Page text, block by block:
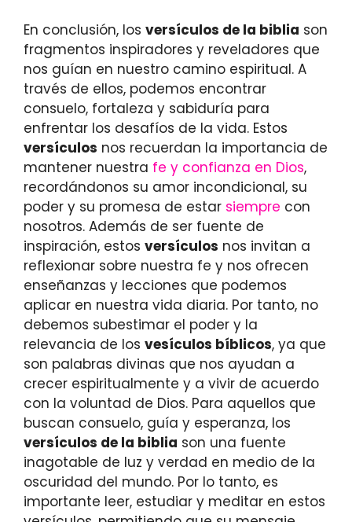
En conclusión, los versículos de la biblia son
fragmentos inspiradores y reveladores que
nos guían en nuestro camino espiritual. A
través de ellos, podemos encontrar
consuelo, fortaleza y sabiduría para
enfrentar los desafíos de la vida. Estos
versículos nos recuerdan la importancia de
mantener nuestra fe y confianza en Dios,
recordándonos su amor incondicional, su
poder y su promesa de estar siempre con
nosotros. Además de ser fuente de
inspiración, estos versículos nos invitan a
reflexionar sobre nuestra fe y nos ofrecen
enseñanzas y lecciones que podemos
aplicar en nuestra vida diaria. Por tanto, no
debemos subestimar el poder y la
relevancia de los vesículos bíblicos, ya que
son palabras divinas que nos ayudan a
crecer espiritualmente y a vivir de acuerdo
con la voluntad de Dios. Para aquellos que
buscan consuelo, guía y esperanza, los
versículos de la biblia son una fuente
inagotable de luz y verdad en medio de la
oscuridad del mundo. Por lo tanto, es
importante leer, estudiar y meditar en estos